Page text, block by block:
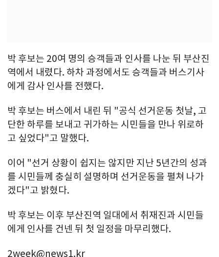
박 후보는 20여 명의 승객들과 인사를 나눈 뒤 부산진
역에서 내렸다. 하차 과정에서도 승객들과 버스기사
에게 감사 인사를 전했다.
박 후보는 버스에서 내린 뒤 "공식 선거운동 첫날, 고
단한 하루를 보내고 귀가하는 시민들을 만나 위로하
고 싶었다"고 말했다.
이어 "선거 상황이 쉽지는 않지만 지난 5년간의 성과
를 시민들께 충실히 설명하며 선거운동을 펼쳐 나가
겠다"고 밝혔다.
박 후보는 이후 부산진역 일대에서 취재진과 시민들
에게 인사를 건넨 뒤 첫 일정을 마무리했다.
2week@news1.kr